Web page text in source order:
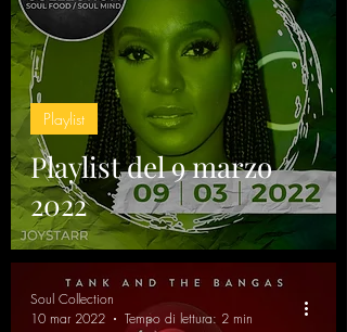
Playlist del 9 marzo
2022
Playlist
Soul Collection
10 mar 2022
Tempo di lettura: 2 min